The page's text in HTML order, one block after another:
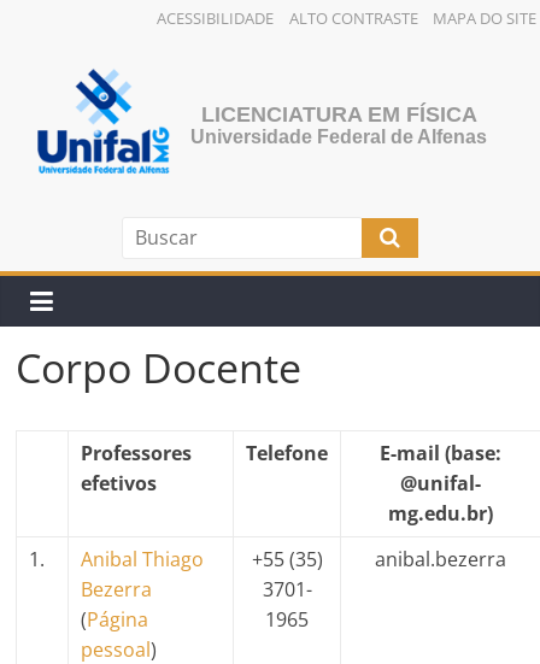
ACESSIBILIDADE ALTO CONTRASTE MAPA DO SITE
conteúdo
LICENCIATURA EM FÍSICA
Universidade Federal de Alfenas
Corpo Docente
Professores
efetivos
Telefone E-mail(base:
@unifal-
mg.edu.br)
1.
Anibal Thiago
Bezerra
(Página
pessoal)
+55 (35)
3701-
1965
anibal.bezerra